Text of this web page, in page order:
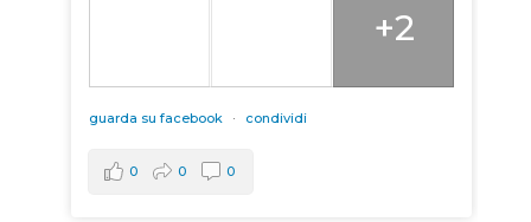
+2
guarda su facebook · condividi
0 0 0